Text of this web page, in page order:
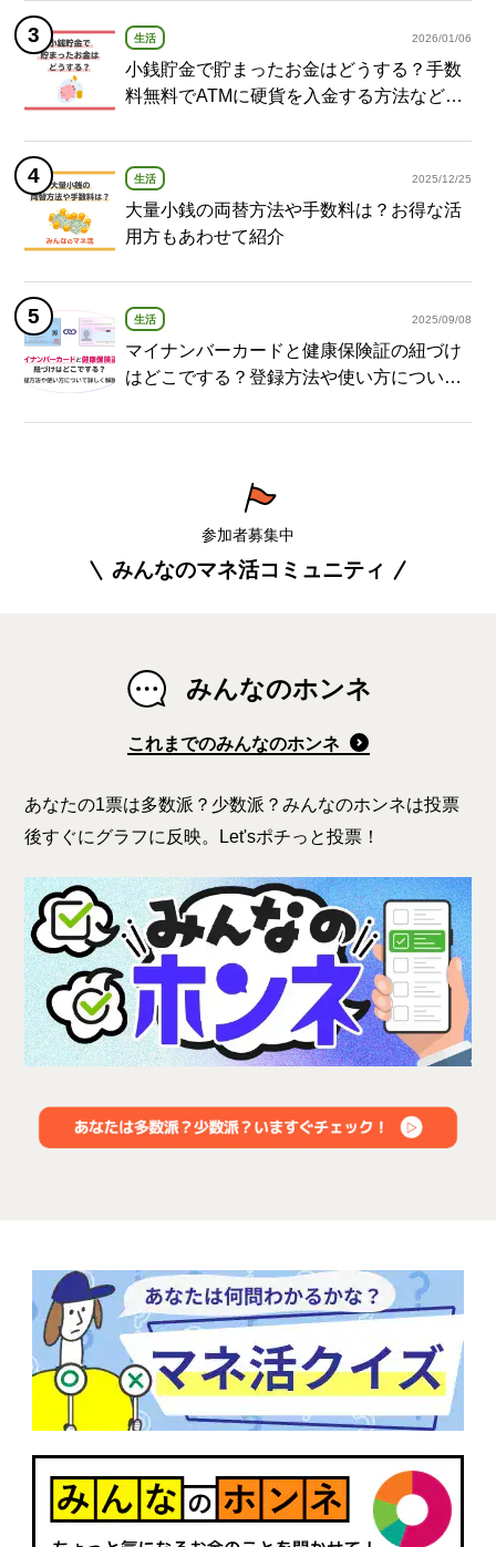
生活 2026/01/06
小銭貯金で貯まったお金はどうする？手数
料無料でATMに硬貨を入金する方法など紹
生活 2025/12/25
大量小銭の両替方法や手数料は？お得な活
用方もあわせて紹介
生活 2025/09/08
マイナンバーカードと健康保険証の紐づけ
はどこでする？登録方法や使い方について
参加者募集中
みんなのマネ活コミュニティ
みんなのホンネ
これまでのみんなのホンネ
あなたの1票は多数派？少数派？みんなのホンネは投票
後すぐにグラフに反映。Let'sポチっと投票！